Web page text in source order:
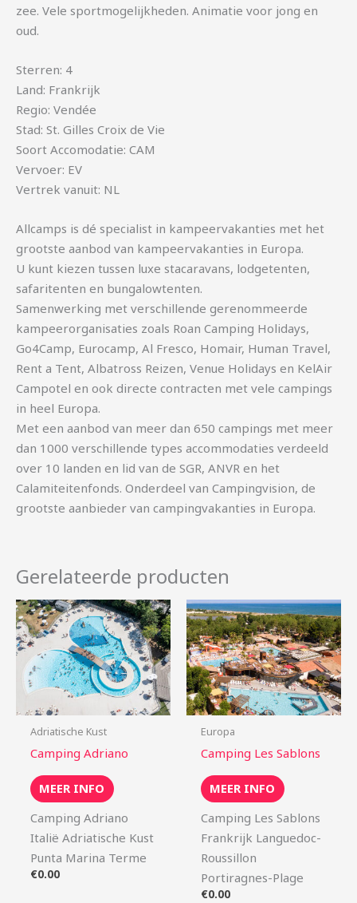
zee. Vele sportmogelijkheden. Animatie voor jong en
oud.
Sterren: 4
Land: Frankrijk
Regio: Vendée
Stad: St. Gilles Croix de Vie
Soort Accomodatie: CAM
Vervoer: EV
Vertrek vanuit: NL
Allcamps is dé specialist in kampeervakanties met het
grootste aanbod van kampeervakanties in Europa.
U kunt kiezen tussen luxe stacaravans, lodgetenten,
safaritenten en bungalowtenten.
Samenwerking met verschillende gerenommeerde
kampeerorganisaties zoals Roan Camping Holidays,
Go4Camp, Eurocamp, Al Fresco, Homair, Human Travel,
Rent a Tent, Albatross Reizen, Venue Holidays en KelAir
Campotel en ook directe contracten met vele campings
in heel Europa.
Met een aanbod van meer dan 650 campings met meer
dan 1000 verschillende types accommodaties verdeeld
over 10 landen en lid van de SGR, ANVR en het
Calamiteitenfonds. Onderdeel van Campingvision, de
grootste aanbieder van campingvakanties in Europa.
Gerelateerde producten
Adriatische Kust
Camping Adriano
MEER INFO
Camping Adriano
Italië Adriatische Kust
Punta Marina Terme
€0.00
Europa
Camping Les Sablons
MEER INFO
Camping Les Sablons
Frankrijk Languedoc-
Roussillon
Portiragnes-Plage
€0.00